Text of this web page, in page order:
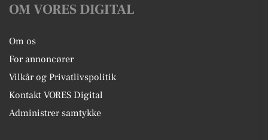
OM VORES DIGITAL
Om os
For annoncører
Vilkår og Privatlivspolitik
Kontakt VORES Digital
Administrer samtykke